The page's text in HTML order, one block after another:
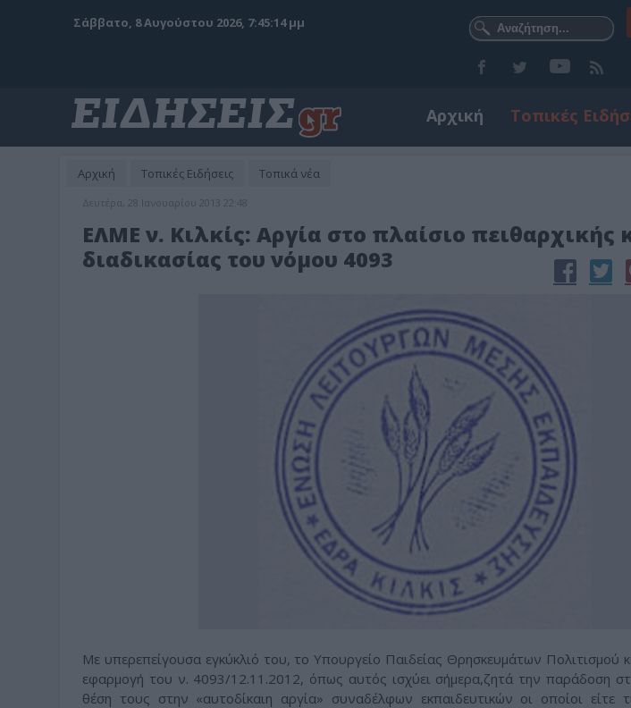
Σάββατο, 8 Αυγούστου 2026, 7:45:16 μμ
Αρχική Τοπικές
Αρχική Τοπικές Ειδήσεις Τοπικά νέα
Δευτέρα, 28 Ιανουαρίου 2013 22:48
ΕΛΜΕ ν. Κιλκίς: Αργία στο πλαίσιο πειθαρχικής
διαδικασίας του νόμου 4093
Με υπερεπείγουσα εγκύκλιό του, το Υπουργείο Παιδείας Θρησκευμάτων Πολιτισμού
εφαρμογή του ν. 4093/12.11.2012, όπως αυτός ισχύει σήμερα,ζητά την παράδοση
θέση τους στην «αυτοδίκαιη αργία» συναδέλφων εκπαιδευτικών οι οποίοι είτε